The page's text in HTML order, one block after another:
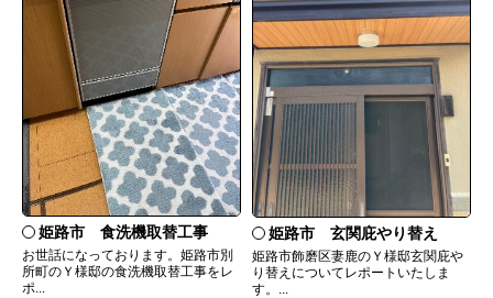
姫路市 食洗機取替工事
お世話になっております。姫路市別
所町のＹ様邸の食洗機取替工事をレ
ポ...
姫路市 玄関庇やり替え
姫路市飾磨区妻鹿のＹ様邸玄関庇や
り替えについてレポートいたしま
す。...